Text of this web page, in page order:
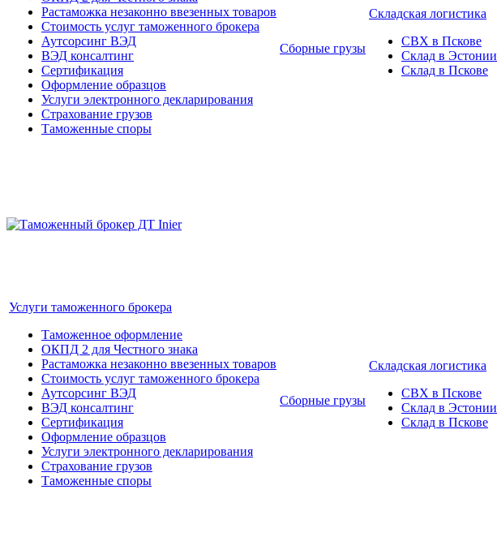
Растаможка незаконно ввезенных товаров
Стоимость услуг таможенного брокера
Аутсорсинг ВЭД
ВЭД консалтинг
Сертификация
Оформление образцов
Услуги электронного декларирования
Страхование грузов
Таможенные споры
Сборные грузы
Складская логистика
СВХ в Пскове
Склад в Эстонии
Склад в Пскове
Услуги таможенного брокера
Таможенное оформление
ОКПД 2 для Честного знака
Растаможка незаконно ввезенных товаров
Стоимость услуг таможенного брокера
Аутсорсинг ВЭД
ВЭД консалтинг
Сертификация
Оформление образцов
Услуги электронного декларирования
Страхование грузов
Таможенные споры
Сборные грузы
Складская логистика
СВХ в Пскове
Склад в Эстонии
Склад в Пскове